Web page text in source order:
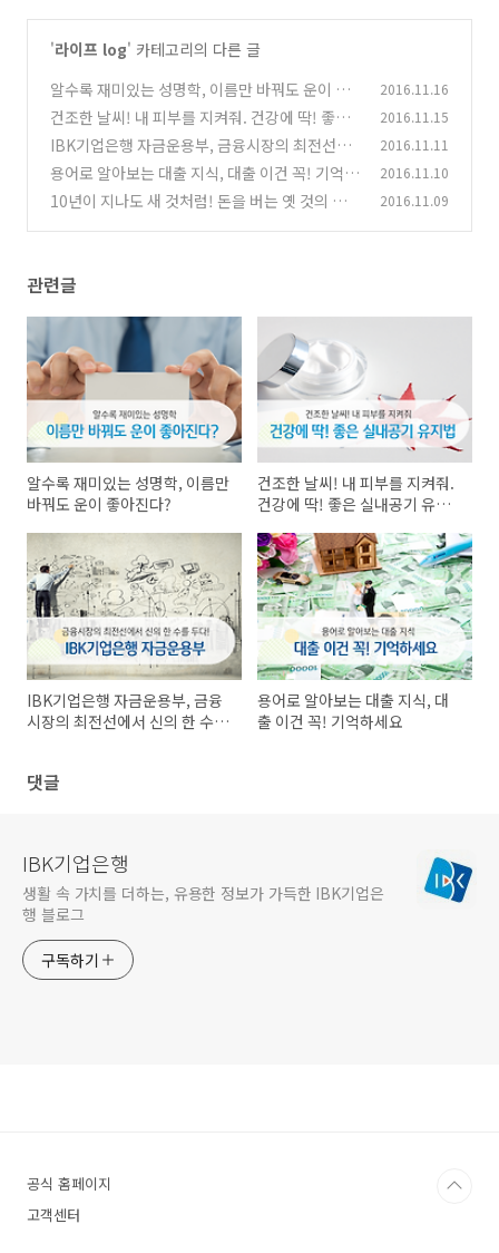
'라이프 log' 카테고리의 다른 글
알수록 재미있는 성명학, 이름만 바꿔도 운이 좋
아진다? (0)
2016.11.16
건조한 날씨! 내 피부를 지켜줘. 건강에 딱! 좋은
실내공기 유지법 (0)
2016.11.15
IBK기업은행 자금운용부, 금융시장의 최전선에
서 신의 한 수를 두다! (0)
2016.11.11
용어로 알아보는 대출 지식, 대출 이건 꼭! 기억하
세요 (0)
2016.11.10
10년이 지나도 새 것처럼! 돈을 버는 옛 것의 변
2016.11.09
관련글
알수록 재미있는 성명학, 이름만
바꿔도 운이 좋아진다?
건조한 날씨! 내 피부를 지켜줘.
건강에 딱! 좋은 실내공기 유지
IBK기업은행 자금운용부, 금융
시장의 최전선에서 신의 한 수를
용어로 알아보는 대출 지식, 대
출 이건 꼭! 기억하세요
댓글
IBK기업은행
생활 속 가치를 더하는, 유용한 정보가 가득한 IBK기업은
행 블로그
구독하기
공식 홈페이지
고객센터